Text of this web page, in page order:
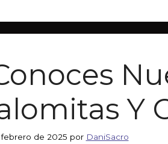
Y
de 2025 por DaniSacro